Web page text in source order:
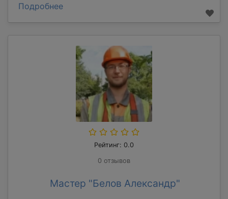
Подробнее
Рейтинг: 0.0
0 отзывов
Мастер "Белов Александр"